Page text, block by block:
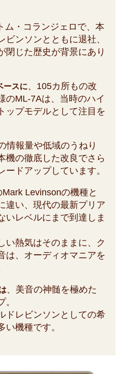
トム・コランジェロで、本
ンソンとともに退社、
閉じた歴史が背景にあり
ースに、105カ所もの改
のML-7Aは、当時のハイ
ップモデルとして注目を
情報量や低域のうねり
機の徹底した改良でさら
ードアップしています。
Levinsonの機種と
違い、現代の最新プリア
いレベルにまで到達しま
い熱気はそのままに、ク
は、オーディオマニアを
、美音の神髄を極めた
ドレビンソンとしての希
い機種です。